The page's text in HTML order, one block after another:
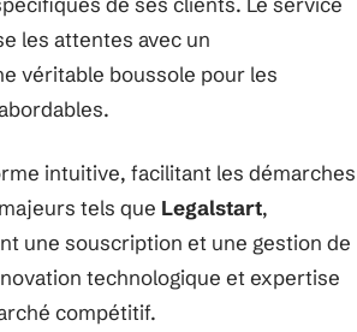
les attentes avec un
véritable boussole pour les
intuitive, facilitant les démarches
tels que Legalstart,
une souscription et une gestion de
technologique et expertise
compétitif.